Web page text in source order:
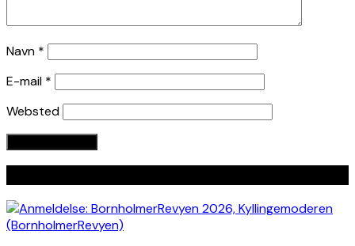
Navn *
E-mail *
Websted